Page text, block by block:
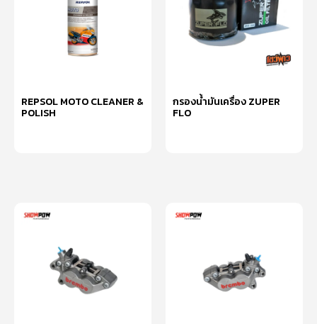
REPSOL MOTO CLEANER &
POLISH
กรองน้ำมันเครื่อง ZUPER
FLO